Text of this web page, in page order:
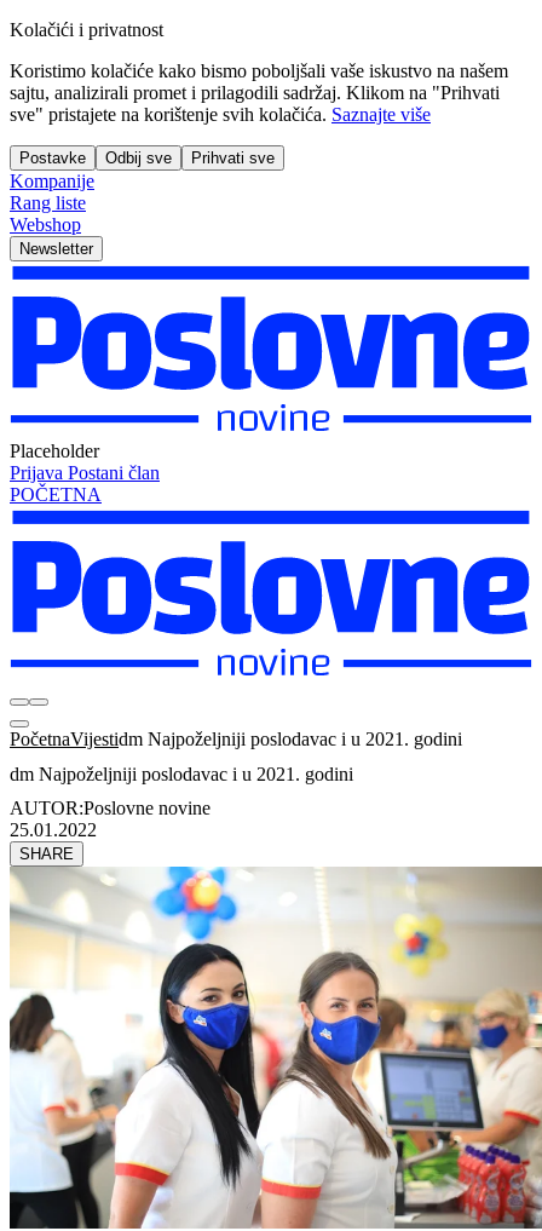
Kolačići i privatnost
Koristimo kolačiće kako bismo poboljšali vaše iskustvo na našem
sajtu, analizirali promet i prilagodili sadržaj. Klikom na "Prihvati
sve" pristajete na korištenje svih kolačića. Saznajte više
Postavke Odbij sve Prihvati sve
Kompanije
Rang liste
Webshop
Newsletter
Placeholder
Prijava Postani član
POČETNA
PočetnaVijestidm Najpoželjniji poslodavac i u 2021. godini
dm Najpoželjniji poslodavac i u 2021. godini
AUTOR:Poslovne novine
25.01.2022
SHARE